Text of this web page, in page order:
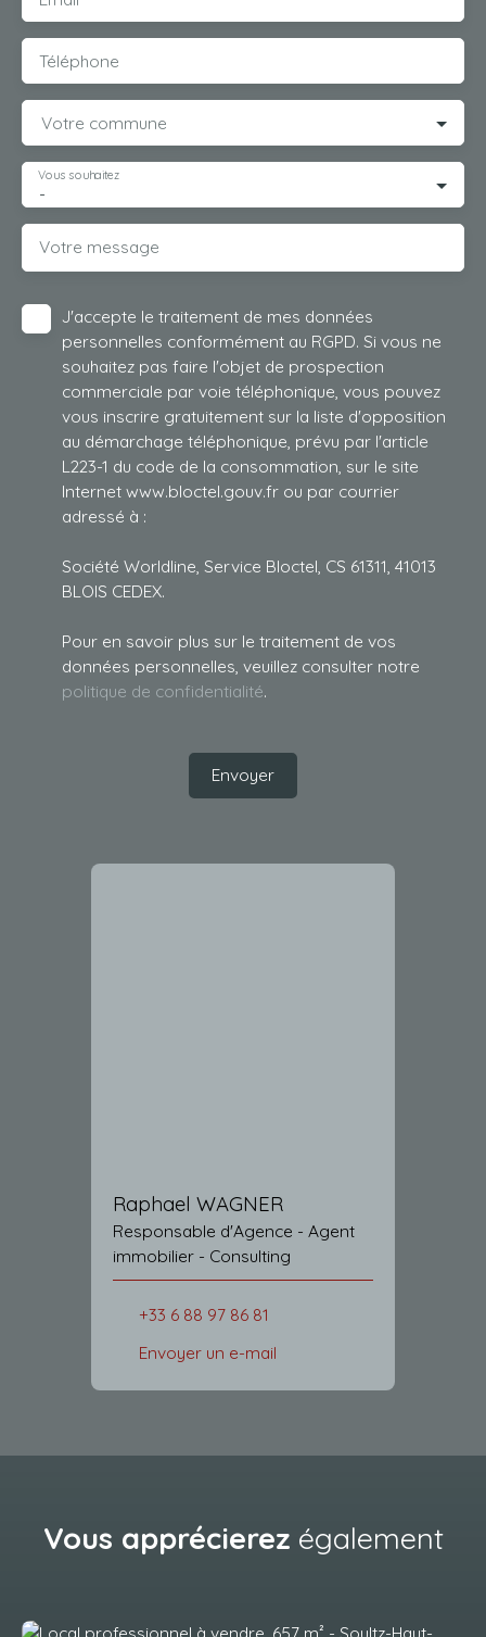
Téléphone
Votre commune
-
Vous souhaitez
Votre message
J'accepte le traitement de mes données
personnelles conformément au RGPD. Si vous ne
souhaitez pas faire l'objet de prospection
commerciale par voie téléphonique, vous pouvez
vous inscrire gratuitement sur la liste d'opposition
au démarchage téléphonique, prévu par l'article
L223-1 du code de la consommation, sur le site
Internet www.bloctel.gouv.fr ou par courrier
adressé à :
Société Worldline, Service Bloctel, CS 61311, 41013
BLOIS CEDEX.
Pour en savoir plus sur le traitement de vos
données personnelles, veuillez consulter notre
politique de confidentialité.
Envoyer
Raphael WAGNER
Responsable d'Agence - Agent
immobilier - Consulting
+33 6 88 97 86 81
Envoyer un e-mail
Vous apprécierez également